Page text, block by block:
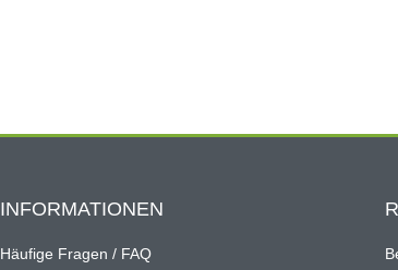
INFORMATIONEN
Häufige Fragen / FAQ